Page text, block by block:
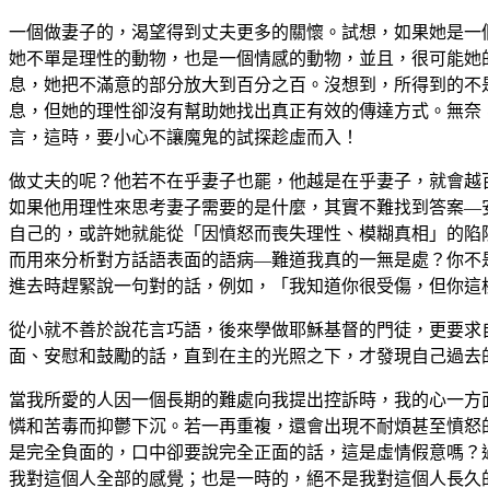
一個做妻子的，渴望得到丈夫更多的關懷。試想，如果她是
她不單是理性的動物，也是一個情感的動物，並且，很可能
息，她把不滿意的部分放大到百分之百。沒想到，所得到的
息，但她的理性卻沒有幫助她找出真正有效的傳達方式。無
言，這時，要小心不讓魔鬼的試探趁虛而入！
做丈夫的呢？他若不在乎妻子也罷，他越是在乎妻子，就會
如果他用理性來思考妻子需要的是什麼，其實不難找到答案
自己的，或許她就能從「因憤怒而喪失理性、模糊真相」的
而用來分析對方話語表面的語病—難道我真的一無是處？你
進去時趕緊說一句對的話，例如，「我知道你很受傷，但你
從小就不善於說花言巧語，後來學做耶穌基督的門徒，更要
面、安慰和鼓勵的話，直到在主的光照之下，才發現自己過
當我所愛的人因一個長期的難處向我提出控訴時，我的心一
憐和苦毒而抑鬱下沉。若一再重複，還會出現不耐煩甚至憤
是完全負面的，口中卻要說完全正面的話，這是虛情假意嗎
我對這個人全部的感覺；也是一時的，絕不是我對這個人長